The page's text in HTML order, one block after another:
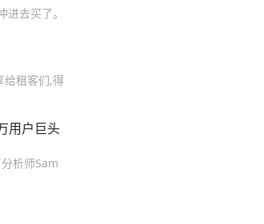
去买了。
给租客们,得
用户巨头
析师Sam